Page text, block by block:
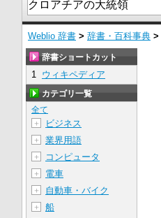
Weblio 辞書 > 辞書・百科事典 >
辞書ショートカット
1 ウィキペディア
カテゴリ一覧
全て
＋
ビジネス
＋ 業界用語
＋ コンピュータ
＋ 電車
＋ 自動車・バイク
＋ 船